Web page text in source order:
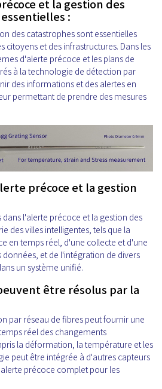
et la gestion des
:
des catastrophes sont essentielles
citoyens et des infrastructures. Dans les
d'alerte précoce et les plans de
à la technologie de détection par
des informations et des alertes en
permettant de prendre des mesures
précoce et la gestion
l'alerte précoce et la gestion des
des villes intelligentes, tels que la
en temps réel, d'une collecte et d'une
et de l'intégration de divers
un système unifié.
être résolus par la
par réseau de fibres peut fournir une
réel des changements
la déformation, la température et les
peut être intégrée à d'autres capteurs
précoce complet pour les